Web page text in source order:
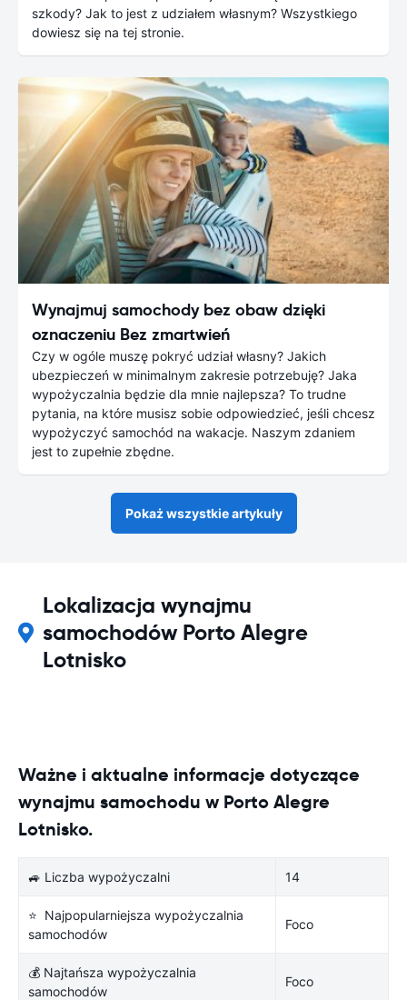
szkody? Jak to jest z udziałem własnym? Wszystkiego
dowiesz się na tej stronie.
Wynajmuj samochody bez obaw dzięki
oznaczeniu Bez zmartwień
Czy w ogóle muszę pokryć udział własny? Jakich
ubezpieczeń w minimalnym zakresie potrzebuję? Jaka
wypożyczalnia będzie dla mnie najlepsza? To trudne
pytania, na które musisz sobie odpowiedzieć, jeśli chcesz
wypożyczyć samochód na wakacje. Naszym zdaniem
jest to zupełnie zbędne.
Pokaż wszystkie artykuły
Lokalizacja wynajmu
samochodów Porto Alegre
Lotnisko
Ważne i aktualne informacje dotyczące
wynajmu samochodu w Porto Alegre
Lotnisko.
🚙 Liczba wypożyczalni 14
⭐ Najpopularniejsza wypożyczalnia
samochodów
Foco
💰 Najtańsza wypożyczalnia
samochodów
Foco